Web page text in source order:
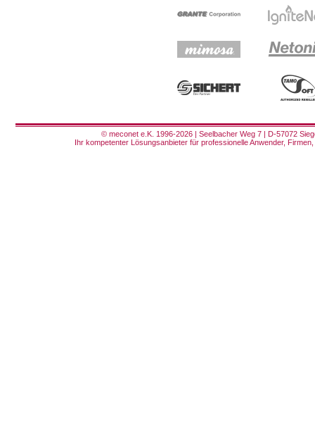
© meconet e.K. 1996-2026 | Seelbacher Weg 7 | D-57072
Ihr kompetenter Lösungsanbieter für professionelle Anwender,